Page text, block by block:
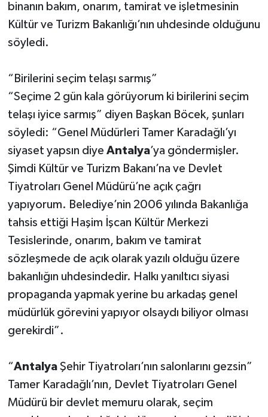
binanın bakım, onarım, tamirat ve işletmesinin
Kültür ve Turizm Bakanlığı’nın uhdesinde olduğunu
söyledi.
“Birilerini seçim telaşı sarmış”
“Seçime 2 gün kala görüyorum ki birilerini seçim
telaşı iyice sarmış” diyen Başkan Böcek, şunları
söyledi: “Genel Müdürleri Tamer Karadağlı’yı
siyaset yapsın diye Antalya’ya göndermişler.
Şimdi Kültür ve Turizm Bakanı’na ve Devlet
Tiyatroları Genel Müdürü’ne açık çağrı
yapıyorum. Belediye’nin 2006 yılında Bakanlığa
tahsis ettiği Haşim İşcan Kültür Merkezi
Tesislerinde, onarım, bakım ve tamirat
sözleşmede de açık olarak yazılı olduğu üzere
bakanlığın uhdesindedir. Halkı yanıltıcı siyasi
propaganda yapmak yerine bu arkadaş genel
müdürlük görevini yapıyor olsaydı biliyor olması
gerekirdi”.
“AntalyaŞehir Tiyatroları’nın salonlarını gezsin”
Tamer Karadağlı’nın, Devlet Tiyatroları Genel
Müdürü bir devlet memuru olarak, seçim